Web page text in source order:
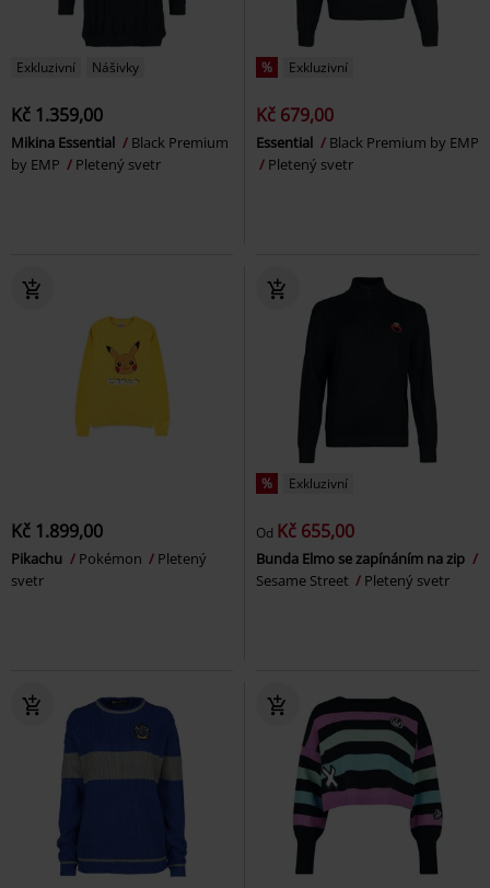
Exkluzivní Nášivky
Kč 1.359,00
Mikina Essential
Black Premium
by EMP
Pletený svetr
% Exkluzivní
Kč 679,00
Essential
Black Premium by EMP
Pletený svetr
Kč 1.899,00
Pikachu Pokémon
Pletený
svetr
% Exkluzivní
Od Kč 655,00
Bunda Elmo se zapínáním na zip
Sesame Street
Pletený svetr